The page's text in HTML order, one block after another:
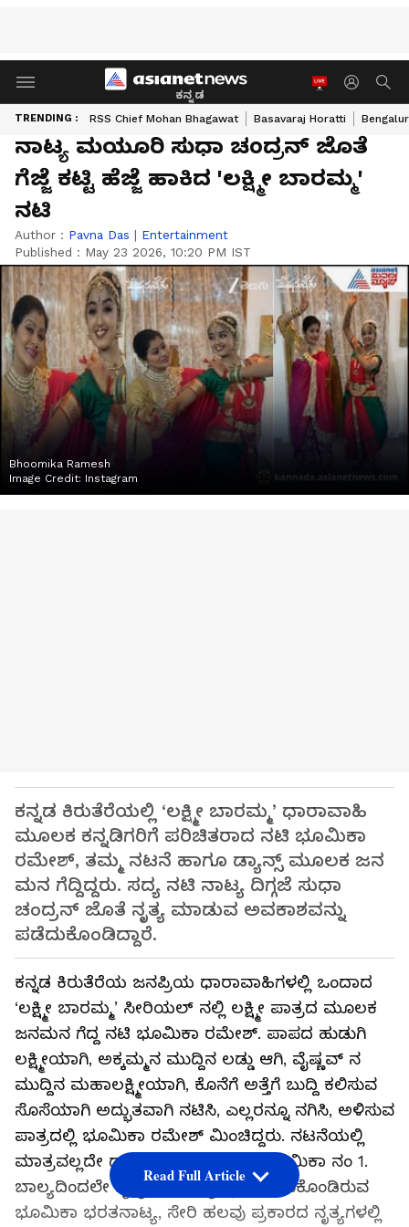
ಕನ್ನಡ
TRENDING : RSS Chief Mohan Bhagawat Basavaraj Horatti
ನಾಟ್ಯ ಮಯೂರಿ ಸುಧಾ ಚಂದ್ರನ್ ಜೊತೆ
ಗೆಜ್ಜೆ ಕಟ್ಟಿ ಹೆಜ್ಜೆ ಹಾಕಿದ 'ಲಕ್ಷ್ಮೀ ಬಾರಮ್ಮ'
ನಟಿ
Author : Pavna Das | Entertainment
Published : May 23 2026, 10:20 PM IST
Bhoomika Ramesh
Image Credit: Instagram
ಕನ್ನಡ ಕಿರುತೆರೆಯಲ್ಲಿ ‘ಲಕ್ಷ್ಮೀ ಬಾರಮ್ಮ’ ಧಾರಾವಾಹಿ
ಮೂಲಕ ಕನ್ನಡಿಗರಿಗೆ ಪರಿಚಿತರಾದ ನಟಿ ಭೂಮಿಕಾ
ರಮೇಶ್, ತಮ್ಮ ನಟನೆ ಹಾಗೂ ಡ್ಯಾನ್ಸ್ ಮೂಲಕ ಜನ
ಮನ ಗೆದ್ದಿದ್ದರು. ಸದ್ಯ ನಟಿ ನಾಟ್ಯ ದಿಗ್ಗಜೆ ಸುಧಾ
ಚಂದ್ರನ್ ಜೊತೆ ನೃತ್ಯ ಮಾಡುವ ಅವಕಾಶವನ್ನು
ಪಡೆದುಕೊಂಡಿದ್ದಾರೆ.
ಕನ್ನಡ ಕಿರುತೆರೆಯ ಜನಪ್ರಿಯ ಧಾರಾವಾಹಿಗಳಲ್ಲಿ ಒಂದಾದ
‘ಲಕ್ಷ್ಮೀ ಬಾರಮ್ಮ’ ಸೀರಿಯಲ್ ನಲ್ಲಿ ಲಕ್ಷ್ಮೀ ಪಾತ್ರದ ಮೂಲಕ
ಜನಮನ ಗೆದ್ದ ನಟಿ ಭೂಮಿಕಾ ರಮೇಶ್. ಪಾಪದ ಹುಡುಗಿ
ಲಕ್ಷ್ಮೀಯಾಗಿ, ಅಕ್ಕಮ್ಮನ ಮುದ್ದಿನ ಲಡ್ಡು ಆಗಿ, ವೈಷ್ಣವ್ ನ
ಮುದ್ದಿನ ಮಹಾಲಕ್ಷ್ಮೀಯಾಗಿ, ಕೊನೆಗೆ ಅತ್ತೆಗೆ ಬುದ್ದಿ ಕಲಿಸುವ
ಸೊಸೆಯಾಗಿ ಅದ್ಭುತವಾಗಿ ನಟಿಸಿ, ಎಲ್ಲರನ್ನೂ ನಗಿಸಿ, ಅಳಿಸುವ
ಪಾತ್ರದಲ್ಲಿ ಭೂಮಿಕಾ ರಮೇಶ್ ಮಿಂಚಿದ್ದರು. ನಟನೆಯಲ್ಲಿ
ಮಾತ್ರವಲ್ಲದೇ ಡ್ಯಾನ್ಸ್ ಮಾಡೋದಲ್ಲೂ ಭೂಮಿಕಾ ನಂ 1.
ಬಾಲ್ಯದಿಂದಲೇ ನೃತ್ಯದಲ್ಲಿ ತಮ್ಮನ್ನು ತೊಡಗಿಸಿಕೊಂಡಿರುವ
ಭೂಮಿಕಾ ಭರತನಾಟ್ಯ, ಸೇರಿ ಹಲವು ಪ್ರಕಾರದ ನೃತ್ಯಗಳಲ್ಲಿ
Read Full Article